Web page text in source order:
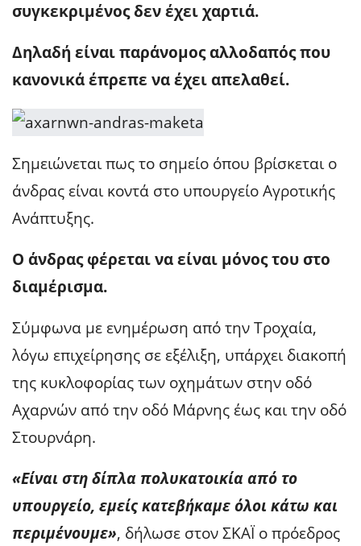
συγκεκριμένος δεν έχει χαρτιά.
Δηλαδή είναι παράνομος αλλοδαπός που
κανονικά έπρεπε να έχει απελαθεί.
Σημειώνεται πως το σημείο όπου βρίσκεται ο
άνδρας είναι κοντά στο υπουργείο Αγροτικής
Ανάπτυξης.
Ο άνδρας φέρεται να είναι μόνος του στο
διαμέρισμα.
Σύμφωνα με ενημέρωση από την Τροχαία,
λόγω επιχείρησης σε εξέλιξη, υπάρχει διακοπή
της κυκλοφορίας των οχημάτων στην οδό
Αχαρνών από την οδό Μάρνης έως και την οδό
Στουρνάρη.
«Είναι στη δίπλα πολυκατοικία από το
υπουργείο, εμείς κατεβήκαμε όλοι κάτω και
περιμένουμε», δήλωσε στον ΣΚΑΪ ο πρόεδρος